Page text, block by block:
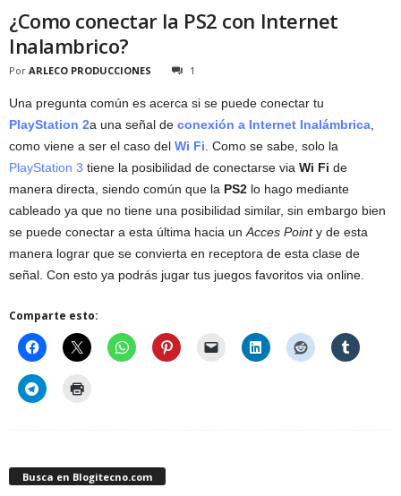
¿Como conectar la PS2 con Internet
Inalambrico?
Por ARLECO PRODUCCIONES 1
Una pregunta común es acerca si se puede conectar tu
PlayStation 2a una señal de conexión a Internet Inalámbrica
como viene a ser el caso del Wi Fi . Como se sabe, solo la
PlayStation 3 tiene la posibilidad de conectarse via Wi Fi de
manera directa, siendo común que la PS2 lo hago mediante
cableado ya que no tiene una posibilidad similar, sin embargo bien
se puede conectar a esta última hacia un Acces Pointy de esta
manera lograr que se convierta en receptora de esta clase de
señal. Con esto ya podrás jugar tus juegos favoritos via online.
Comparte esto:
Busca en Blogitecno.com